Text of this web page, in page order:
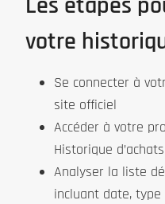
votre
Se connecter à
site officiel
Accéder à votre
Historique
Analyser la liste
incluant date, type